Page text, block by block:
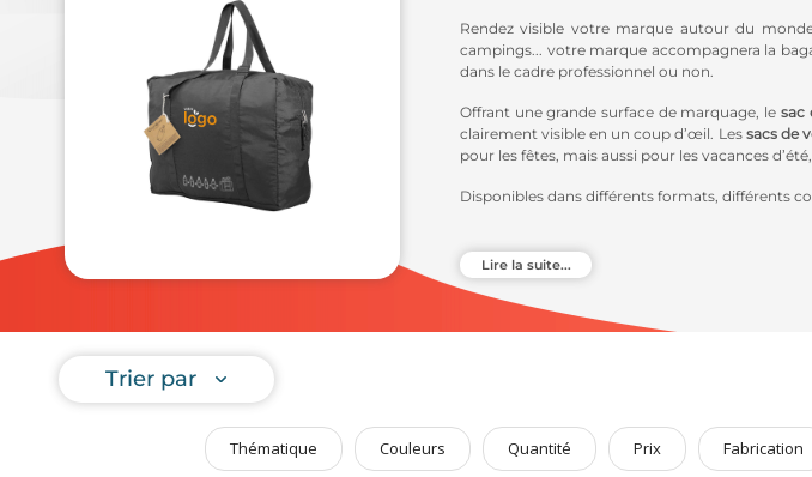
Bagageries & Sacs
Textiles & Accessoires
Vêtements de Travail
Parapluies & Parasols
Art de la Table
Bien être & Sécurité
Sports, loisirs & jouets
Accessoires Auto & Vélo
Rendez visible votre marque autour du
campings... votre marque accompagnera la
dans le cadre professionnel ou non.
Offrant une grande surface de marquage, le sac
clairement visible en un coup d’œil. Les sacs de
pour les fêtes, mais aussi pour les vacances
Disponibles dans différents formats, différents
plus d’être tendance.
Sacs isothermes
sacs publicitaires.
Lire la suite...
Trier par
Thématique Couleurs Quantité Prix Fabrication